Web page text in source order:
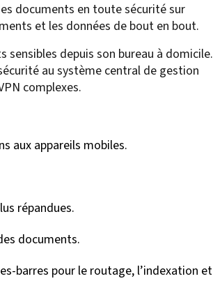
documents en toute sécurité sur
et les données de bout en bout.
depuis son bureau à domicile.
au système central de gestion
complexes.
aux appareils mobiles.
répandues.
documents.
barres pour le routage, l’indexation et